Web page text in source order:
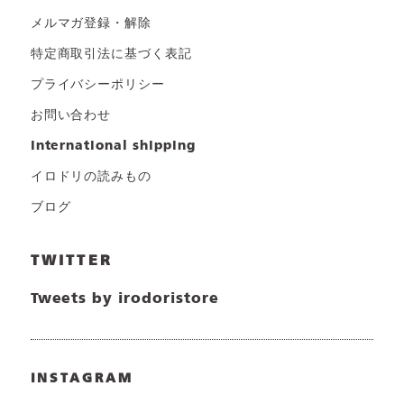
メルマガ登録・解除
特定商取引法に基づく表記
プライバシーポリシー
お問い合わせ
international shipping
イロドリの読みもの
ブログ
TWITTER
Tweets by irodoristore
INSTAGRAM